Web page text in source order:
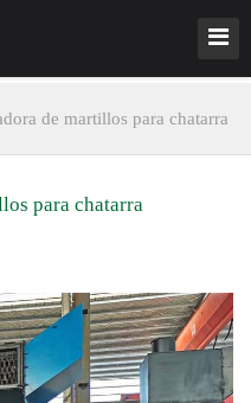
de martillos para chatarra
para chatarra